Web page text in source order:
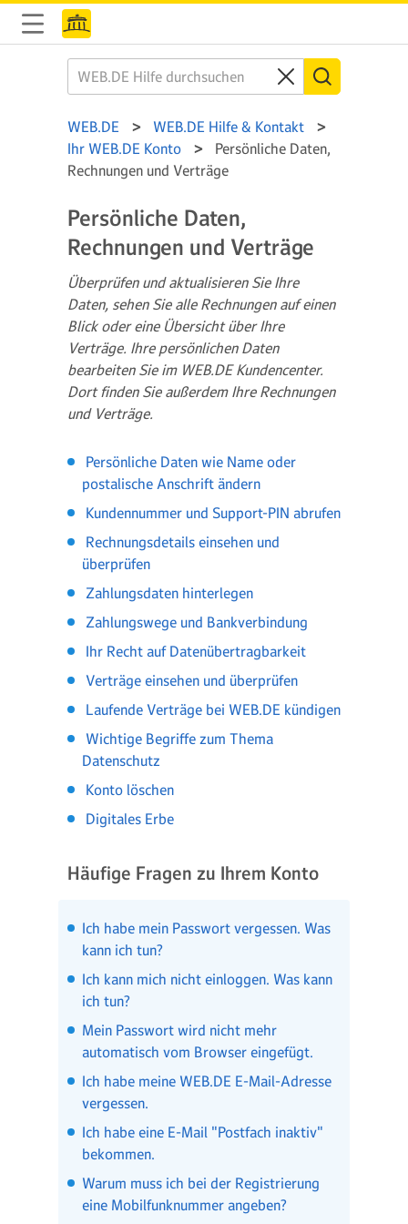
WEB.DE
WEB.DE Hilfe & Kontakt
Ihr WEB.DE Konto
Persönliche Daten,
Rechnungen und Verträge
Persönliche Daten,
Rechnungen und Verträge
Überprüfen und aktualisieren Sie Ihre
Daten, sehen Sie alle Rechnungen auf einen
Blick oder eine Übersicht über Ihre
Verträge. Ihre persönlichen Daten
bearbeiten Sie im WEB.DE Kundencenter.
Dort finden Sie außerdem Ihre Rechnungen
und Verträge.
Persönliche Daten wie Name oder
postalische Anschrift ändern
Kundennummer und Support-PIN abrufen
Rechnungsdetails einsehen und
überprüfen
Zahlungsdaten hinterlegen
Zahlungswege und Bankverbindung
Ihr Recht auf Datenübertragbarkeit
Verträge einsehen und überprüfen
Laufende Verträge bei WEB.DE kündigen
Wichtige Begriffe zum Thema
Datenschutz
Konto löschen
Digitales Erbe
Häufige Fragen zu Ihrem Konto
Ich habe mein Passwort vergessen. Was
kann ich tun?
Ich kann mich nicht einloggen. Was kann
ich tun?
Mein Passwort wird nicht mehr
automatisch vom Browser eingefügt.
Ich habe meine WEB.DE E-Mail-Adresse
vergessen.
Ich habe eine E-Mail "Postfach inaktiv"
bekommen.
Warum muss ich bei der Registrierung
eine Mobilfunknummer angeben?